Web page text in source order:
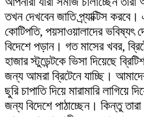
তখন দেখবেন জাতি প্র্যাক্টিস
কোটিপতি, পয়সাওয়ালাদের ভবিষ্যৎ
বিদেশে পড়ান। গত মাসের খবর,
হাজার স্টুডেন্টকে ভিসা দিয়েছে
জন্য আমরা ব্রিটেনে যাচ্ছি।
ছুরি চাপাতি দিয়ে মারামারি লাগিয়ে
জন্য বিদেশে পাঠাচ্ছেন। কিন্তু